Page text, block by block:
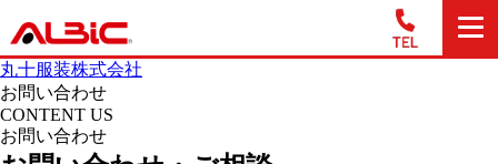
丸十服装株式会社
お問い合わせ
CONTENT US
お問い合わせ